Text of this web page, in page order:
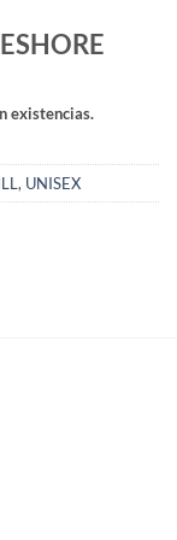
existencias.
, UNISEX